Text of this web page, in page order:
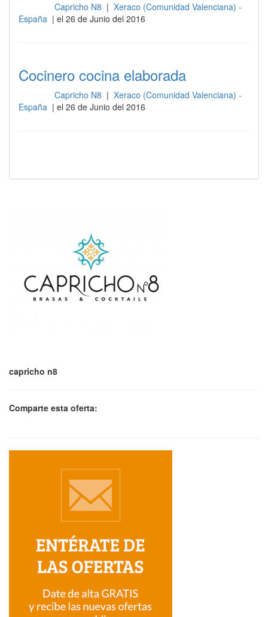
Capricho N8 | Xeraco (Comunidad Valenciana) -
España | el 26 de Junio del 2016
Cocinero cocina elaborada
Capricho N8 | Xeraco (Comunidad Valenciana) -
España | el 26 de Junio del 2016
capricho n8
Comparte esta oferta: